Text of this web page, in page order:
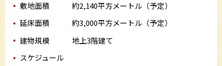
敷地面積 約2,140平方メートル（予定）
延床面積 約3,000平方メートル（予定）
建物規模 地上3階建て
スケジュール